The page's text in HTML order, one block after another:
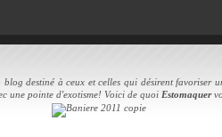
blog destiné à ceux et celles qui désirent favoriser
une pointe d'exotisme! Voici de quoi Estomaquer